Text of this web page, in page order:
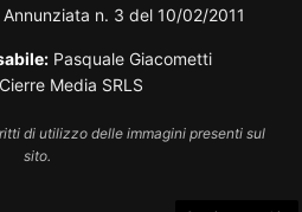
n. 3 del 10/02/2011
Pasquale Giacometti
Cierre Media SRLS
di utilizzo delle immagini presenti sul
sito.